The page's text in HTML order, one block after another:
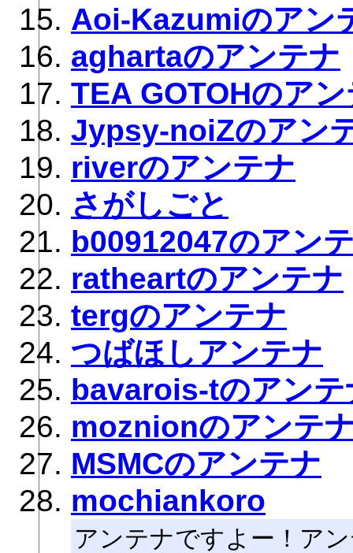
Aoi-Kazumiのアン
aghartaのアンテナ
TEA GOTOHのア
Jypsy-noiZのアン
riverのアンテナ
さがしごと
b00912047のアン
ratheartのアンテナ
tergのアンテナ
つばほしアンテナ
bavarois-tのアンテ
moznionのアンテ
MSMCのアンテナ
mochiankoro
アンテナですよー！ア